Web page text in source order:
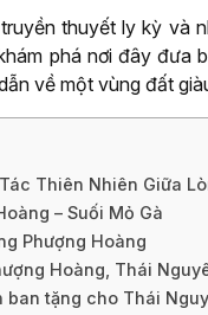
thuyết ly kỳ và
phá nơi đây đưa
về một vùng đất
Thiên Nhiên Giữa
– Suối Mỏ Gà
Phượng Hoàng
Hoàng, Thái
ban tặng cho Thái